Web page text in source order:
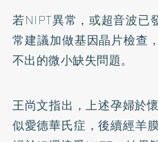
若NIPT異常，或超音波已
常建議加做基因晶片檢查
不出的微小缺失問題。
王尚文指出，上述孕婦於
似愛德華氏症，後續經羊